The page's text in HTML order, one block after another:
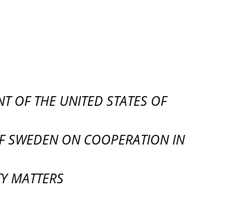
OF THE UNITED STATES OF
SWEDEN ON COOPERATION IN
MATTERS